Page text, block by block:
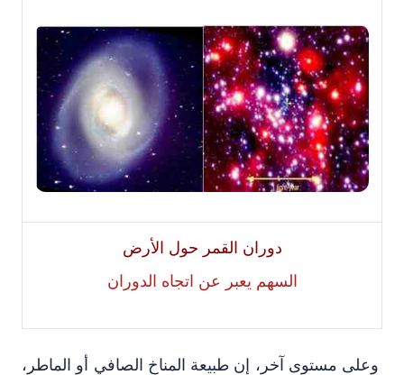
دوران القمر حول الأرض
السهم يعبر عن اتجاه الدوران
وعلى مستوى آخر، إن طبيعة المناخ الصافي أو الماطر،